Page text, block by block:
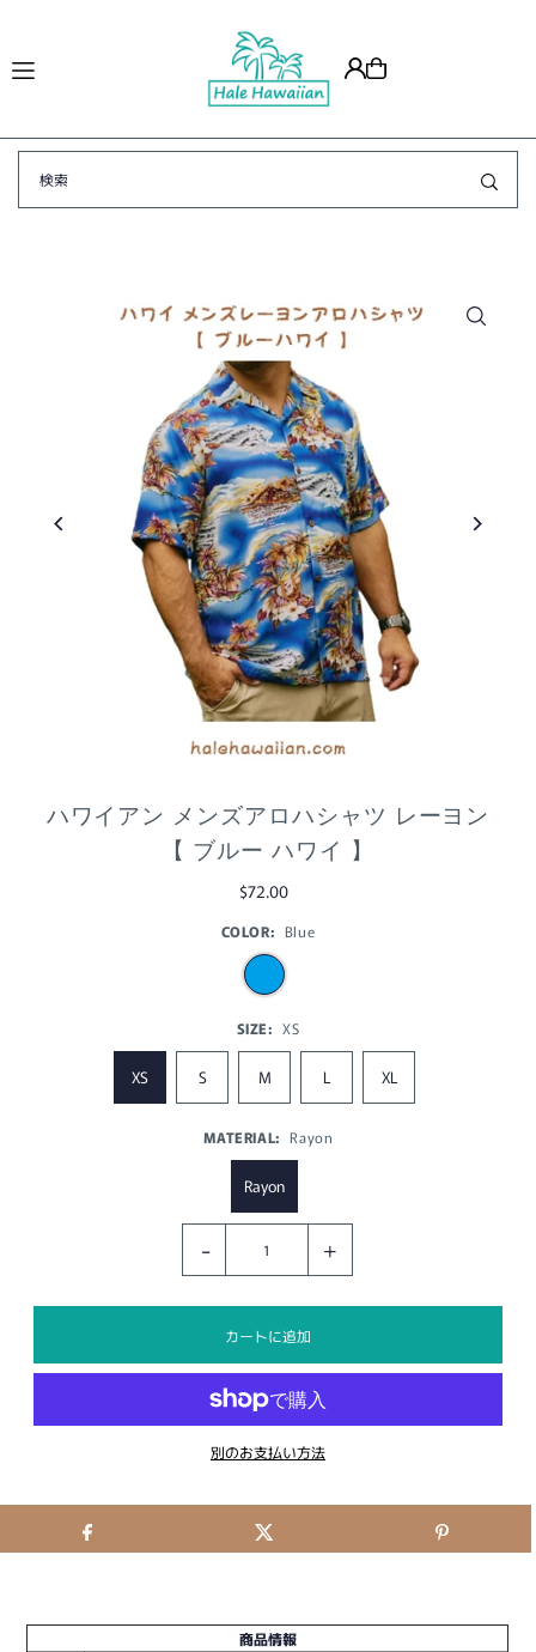
Translation missing: ja.accessibility.skip_to_text
ハワイアン メンズアロハシャツ レーヨン
【 ブルー ハワイ 】
$72.00
COLOR: Blue
SIZE: XS
XS S M L XL
MATERIAL: Rayon
Rayon
- +
別のお支払い方法
商品情報